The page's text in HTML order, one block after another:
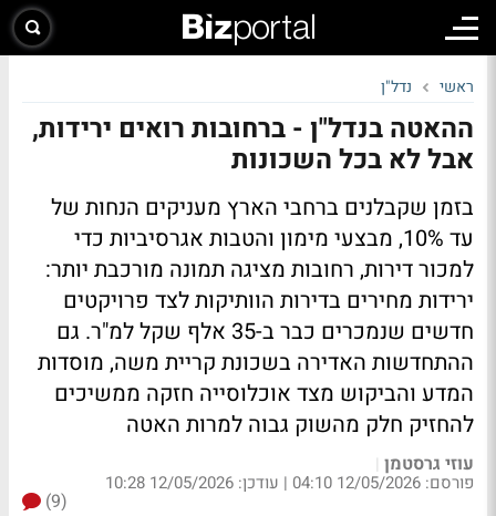
ראשי נדל"ן
ההאטה בנדל"ן - ברחובות רואים ירידות,
אבל לא בכל השכונות
בזמן שקבלנים ברחבי הארץ מעניקים הנחות של
עד 10%, מבצעי מימון והטבות אגרסיביות כדי
למכור דירות, רחובות מציגה תמונה מורכבת יותר:
ירידות מחירים בדירות הוותיקות לצד פרויקטים
חדשים שנמכרים כבר ב-35 אלף שקל למ"ר. גם
ההתחדשות האדירה בשכונת קריית משה, מוסדות
המדע והביקוש מצד אוכלוסייה חזקה ממשיכים
להחזיק חלק מהשוק גבוה למרות האטה
עוזי גרסטמן |
פורסם: 12/05/2026 04:10 | עודכן: 12/05/2026 10:28
(9)